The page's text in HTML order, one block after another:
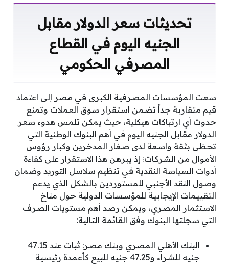
تحديثات سعر الدولار مقابل
الجنيه اليوم في القطاع
المصرفي الحكومي
سعت المؤسسات المصرفية الكبرى في مصر إلى اعتماد
قيم متقاربة جداً تضمن استقرار سوق العملات وتمنع
حدوث أي ارتباكات هيكلية، حيث يمكن تلمس هدوء سعر
الدولار مقابل الجنيه اليوم في أهم البنوك الوطنية التي
تحظى بثقة واسعة لدى صغار المدخرين وكبار رؤوس
الأموال من الشركات؛ إذ يبرهن هذا الاستقرار على كفاءة
أدوات السياسة النقدية في تنظيم سلاسل التوريد وضمان
وصول النقد الأجنبي للمستوردين بالشكل الذي يدعم
التقييمات الإيجابية للمؤسسات الدولية حول مناخ
الاستثمار المصري، ويمكن رصد أهم مستويات الصرف
التي سجلتها البنوك وفق القائمة التالية:
البنك الأهلي المصري وبنك مصر: ثبات عند 47.15
جنيه للشراء و47.25 جنيه للبيع كأعمدة رئيسية